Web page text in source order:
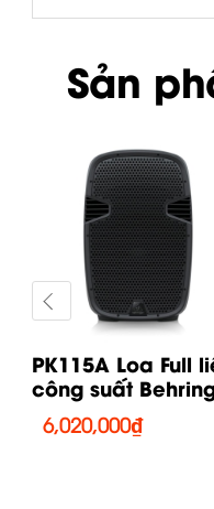
Sản
PK115A Loa Full
công suất
6,020,000₫